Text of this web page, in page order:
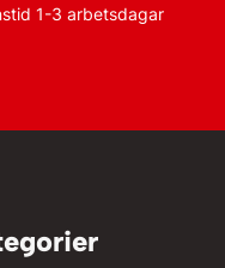
1-3 arbetsdagar